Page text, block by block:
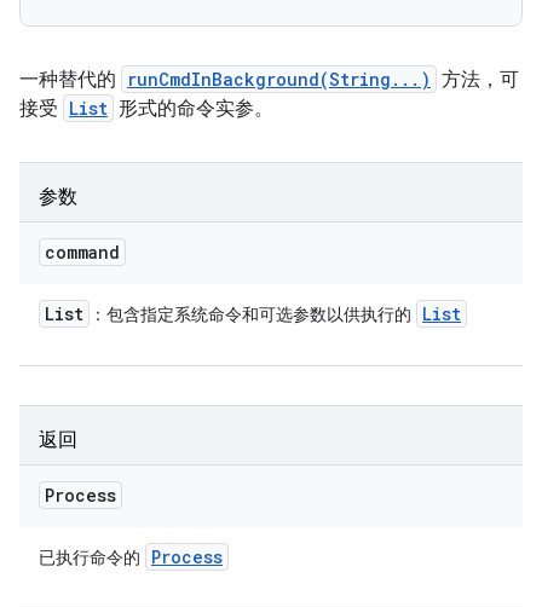
一种替代的 runCmdInBackground(String...) 方法，可
接受 List 形式的命令实参。
参数
command
List ：包含指定系统命令和可选参数以供执行的 List
返回
Process
已执行命令的 Process